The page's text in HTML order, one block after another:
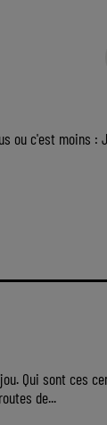
ou c'est moins :
Qui sont ces
de...